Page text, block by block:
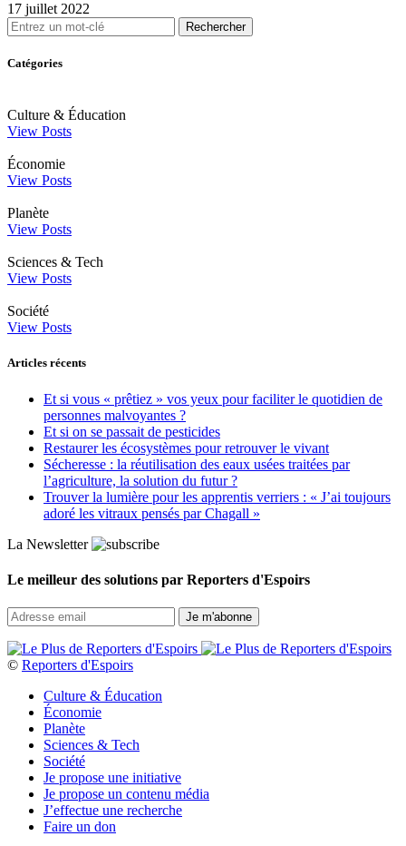
17 juillet 2022
Rechercher
Catégories
Culture & Éducation
View Posts
Économie
View Posts
Planète
View Posts
Sciences & Tech
View Posts
Société
View Posts
Articles récents
Et si vous « prêtiez » vos yeux pour faciliter le quotidien de
personnes malvoyantes ?
Et si on se passait de pesticides
Restaurer les écosystèmes pour retrouver le vivant
Sécheresse : la réutilisation des eaux usées traitées par
l’agriculture, la solution du futur ?
Trouver la lumière pour les apprentis verriers : « J’ai toujours
adoré les vitraux pensés par Chagall »
La Newsletter
Le meilleur des solutions par Reporters d'Espoirs
© Reporters d'Espoirs
Culture & Éducation
Économie
Planète
Sciences & Tech
Société
Je propose une initiative
Je propose un contenu média
J’effectue une recherche
Faire un don